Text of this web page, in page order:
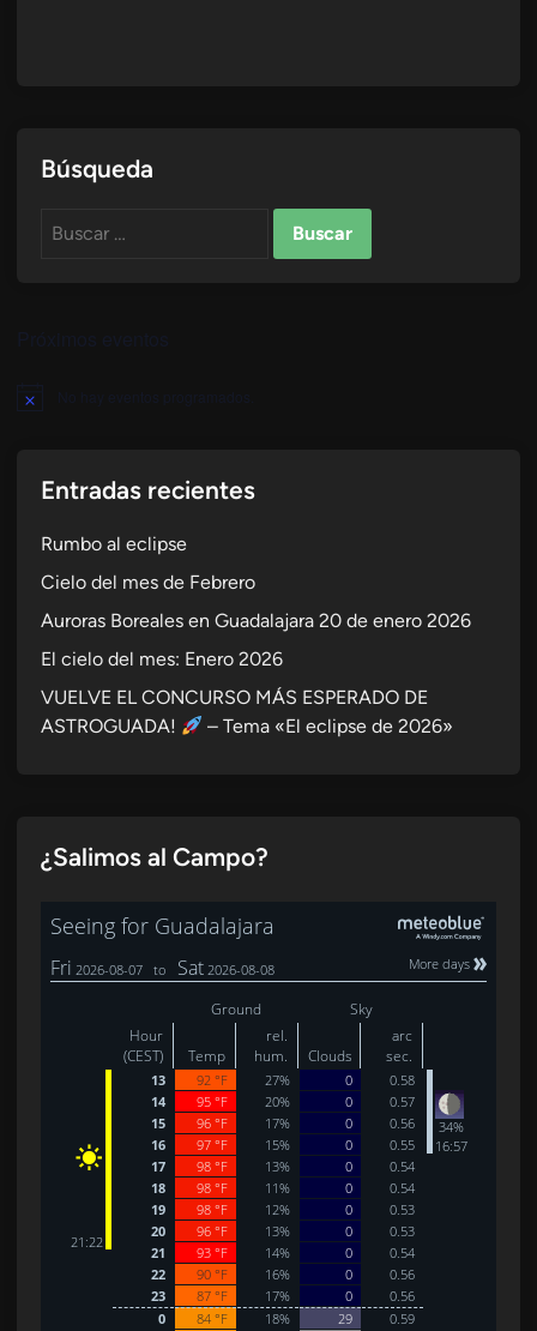
Búsqueda
Buscar:
Aviso
Entradas recientes
Rumbo al eclipse
Cielo del mes de Febrero
Auroras Boreales en Guadalajara 20 de enero 2026
El cielo del mes: Enero 2026
VUELVE EL CONCURSO MÁS ESPERADO DE
ASTROGUADA!
– Tema «El eclipse de 2026»
¿Salimos al Campo?